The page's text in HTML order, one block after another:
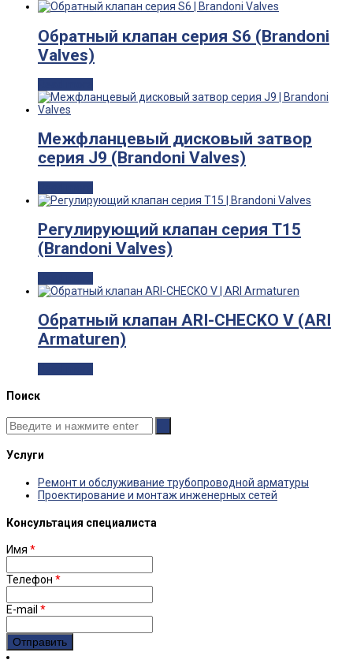
Обратный клапан серия S6 (Brandoni
Valves)
Межфланцевый дисковый затвор
серия J9 (Brandoni Valves)
Регулирующий клапан серия T15
(Brandoni Valves)
Обратный клапан ARI-CHECKO V (ARI
Armaturen)
Поиск
Услуги
Ремонт и обслуживание трубопроводной арматуры
Проектирование и монтаж инженерных сетей
Консультация специалиста
Имя *
Телефон *
E-mail *